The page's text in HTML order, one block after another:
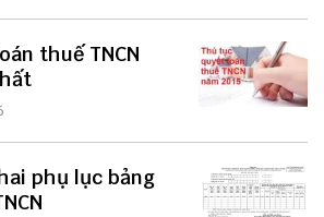
thuế TNCN
phụ lục bảng